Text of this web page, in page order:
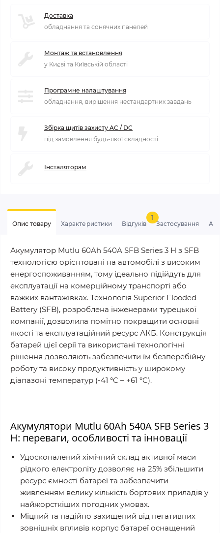
Доставка
обладнання та сонячних панелей
Монтаж та встановлення
у Києві та Київській області
Програмне налаштування
обладнання, вирішення нестандартних завдань
Збірка щитів захисту AC / DC
під замовлення будь-якої складності
Інсталяторам
Опис товару Характеристики Відгуків
1
Застосування
Акумулятор Mutlu 60Ah 540A SFB Series 3 H з SFB
технологією орієнтовані на автомобілі з високим
енергоспоживанням, тому ідеально підійдуть для
експлуатації на комерційному транспорті або
важких вантажівках. Технологія Superior Flooded
Battery (SFB), розроблена інженерами турецької
компанії, дозволила помітно покращити основні
якості та експлуатаційний ресурс АКБ. Конструкція
батарей цієї серії та використані технологічні
рішення дозволяють забезпечити їм безперебійну
роботу та високу продуктивність у широкому
діапазоні температур (-41 °C – +61 °C).
Акумулятори Mutlu 60Ah 540A SFB Series 3
H: переваги, особливості та інновації
Удосконалений хімічний склад активної маси
рідкого електроліту дозволяє на 25% збільшити
ресурс ємності батареї та забезпечити
живленням велику кількість бортових приладів у
найжорсткіших погодних умовах.
Міцний та надійно захищений від негативних
зовнішніх впливів корпус батареї оснащений